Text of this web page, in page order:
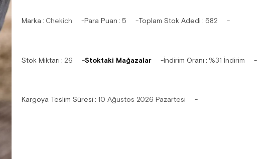
Marka: Chekich Para Puan : 5 Toplam Stok Adedi : 582
Stok Miktarı : 26 Stoktaki Mağazalar İndirim Oranı : %31 İndirim
Kargoya Teslim Süresi : 10 Ağustos 2026 Pazartesi